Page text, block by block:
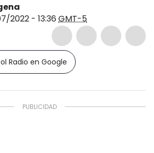
2022 - 13:36 GMT-5
Radio en Google